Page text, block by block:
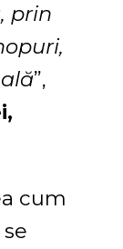
prin
”,
cum